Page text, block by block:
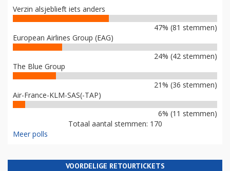
Verzin alsjeblieft iets anders
47% (81 stemmen)
European Airlines Group (EAG)
24% (42 stemmen)
The Blue Group
21% (36 stemmen)
Air-France-KLM-SAS(-TAP)
6% (11 stemmen)
Totaal aantal stemmen: 170
Meer polls
VOORDELIGE RETOURTICKETS